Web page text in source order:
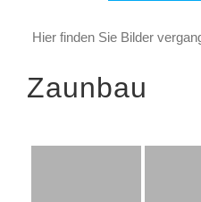
Hier finden Sie Bilder
Zaunbau